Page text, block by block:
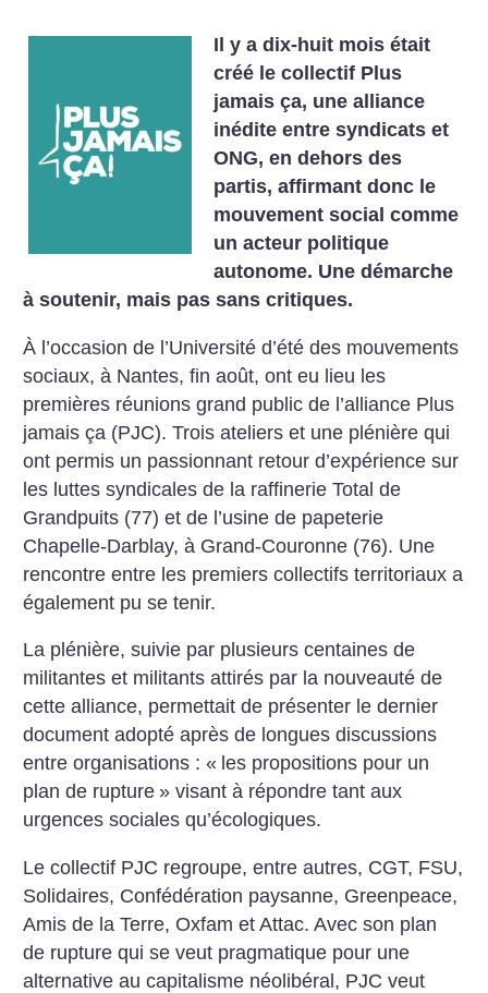
Il y a dix-huit mois était
créé le collectif Plus
jamais ça, une alliance
inédite entre syndicats et
ONG, en dehors des
partis, affirmant donc le
mouvement social comme
un acteur politique
autonome. Une démarche
à soutenir, mais pas sans critiques.
À l’occasion de l’Université d’été des mouvements
sociaux, à Nantes, fin août, ont eu lieu les
premières réunions grand public de l’alliance Plus
jamais ça (PJC). Trois ateliers et une plénière qui
ont permis un passionnant retour d’expérience sur
les luttes syndicales de la raffinerie Total de
Grandpuits (77) et de l’usine de papeterie
Chapelle-Darblay, à Grand-Couronne (76). Une
rencontre entre les premiers collectifs territoriaux a
également pu se tenir.
La plénière, suivie par plusieurs centaines de
militantes et militants attirés par la nouveauté de
cette alliance, permettait de présenter le dernier
document adopté après de longues discussions
entre organisations : « les propositions pour un
plan de rupture » visant à répondre tant aux
urgences sociales qu’écologiques.
Le collectif PJC regroupe, entre autres, CGT, FSU,
Solidaires, Confédération paysanne, Greenpeace,
Amis de la Terre, Oxfam et Attac. Avec son plan
de rupture qui se veut pragmatique pour une
alternative au capitalisme néolibéral, PJC veut